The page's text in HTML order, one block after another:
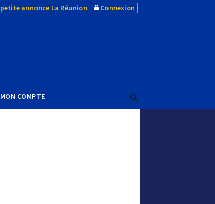
petite annonce La Réunion Connexion
MON COMPTE